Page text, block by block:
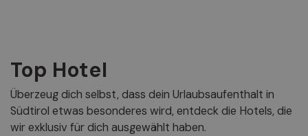
Top Hotel
Überzeug dich selbst, dass dein Urlaubsaufenthalt in
Südtirol etwas besonderes wird, entdeck die Hotels, die
wir exklusiv für dich ausgewählt haben.